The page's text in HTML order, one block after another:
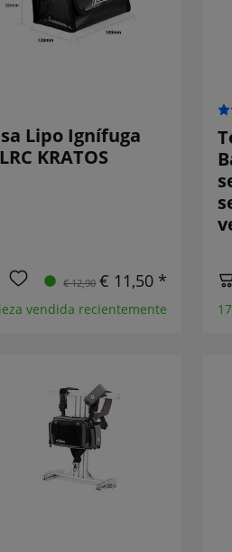
Lipo Ignífuga
KRATOS
€ 12,90 € 11,50 *
vendida recientemente